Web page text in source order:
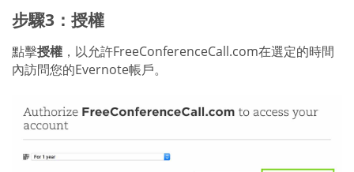
步驟3：授權
點擊授權 ，以允許FreeConferenceCall.com在選定的時間
內訪問您的Evernote帳戶。